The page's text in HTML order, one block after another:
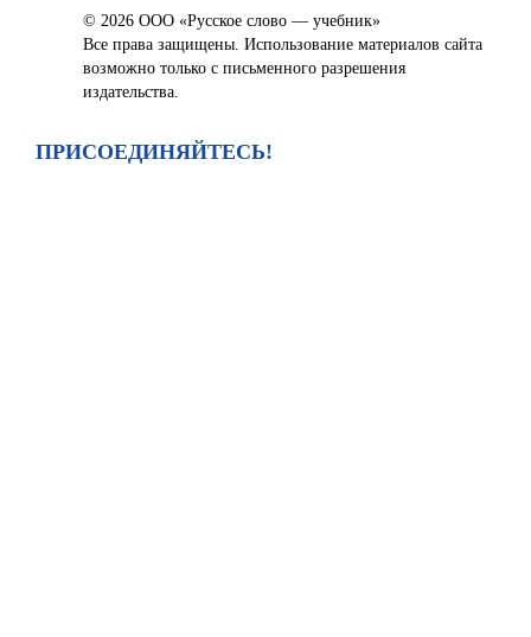
© 2026 ООО «Русское слово — учебник»
Все права защищены. Использование материалов сайта
возможно только с письменного разрешения
издательства.
ПРИСОЕДИНЯЙТЕСЬ!